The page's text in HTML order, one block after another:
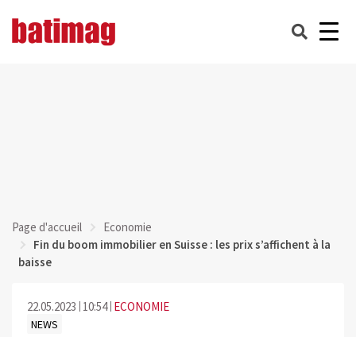
Page d'accueil
Economie
Fin du boom immobilier en Suisse : les prix s’affichent à la
baisse
22.05.2023 10:54 ECONOMIE
NEWS